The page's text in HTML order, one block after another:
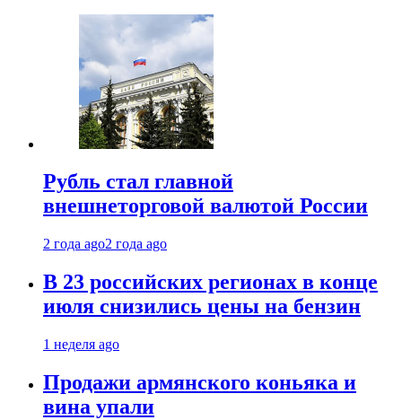
Рубль стал главной
внешнеторговой валютой России
2 года ago2 года ago
В 23 российских регионах в конце
июля снизились цены на бензин
1 неделя ago
Продажи армянского коньяка и
вина упали